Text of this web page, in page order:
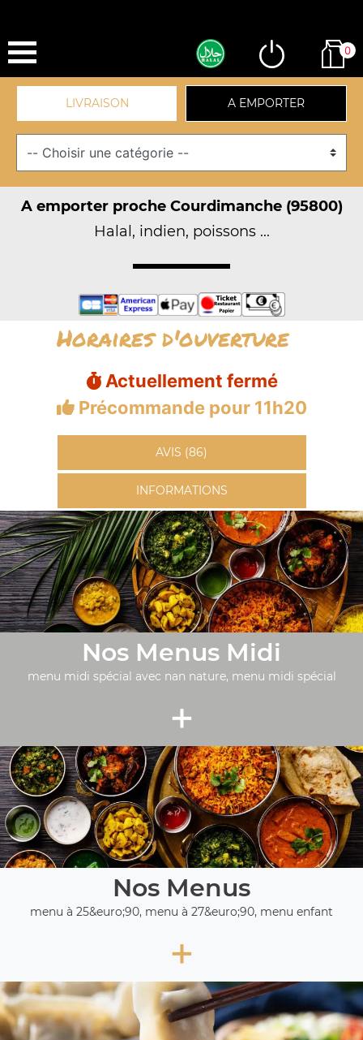
0
LIVRAISON A EMPORTER
A emporter proche Courdimanche (95800)
Halal, indien, poissons ...
Horaires d'ouverture
Actuellement fermé
Précommande pour 11h20
AVIS (86)
INFORMATIONS
Nos Menus Midi
menu midi spécial avec nan nature, menu midi spécial
+
Nos Menus
menu à 25&euro;90, menu à 27&euro;90, menu enfant
+